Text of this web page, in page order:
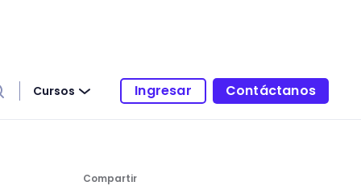
Cursos Ingresar Contáctanos
Compartir